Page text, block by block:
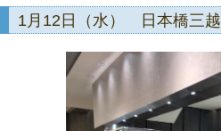
1月12日（水） 日本橋三越